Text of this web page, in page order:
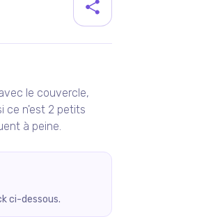
le couvercle,
ce n'est 2 petits
à peine.
ci-dessous.